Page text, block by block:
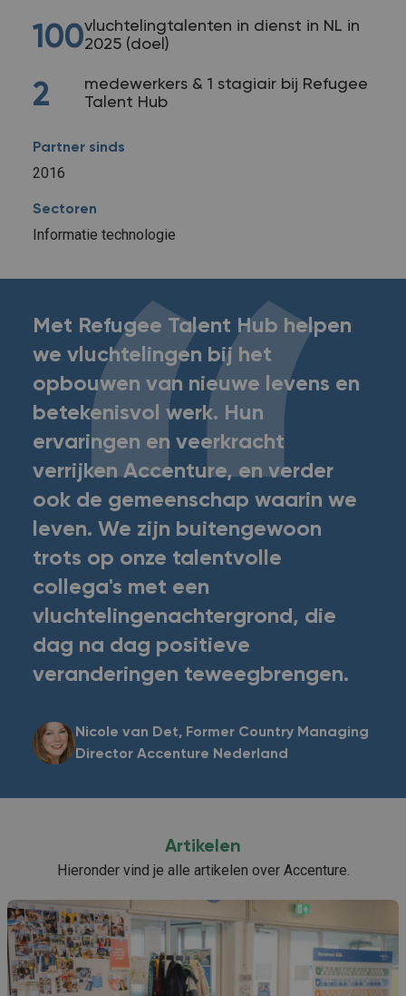
100
2
vluchtelingtalenten in dienst in NL in
2025 (doel)
medewerkers & 1 stagiair bij Refugee
Talent Hub
Partner sinds
2016
Sectoren
Informatie technologie
Met Refugee Talent Hub helpen
we vluchtelingen bij het
opbouwen van nieuwe levens en
betekenisvol werk. Hun
ervaringen en veerkracht
verrijken Accenture, en verder
ook de gemeenschap waarin we
leven. We zijn buitengewoon
trots op onze talentvolle
collega's met een
vluchtelingenachtergrond, die
dag na dag positieve
veranderingen teweegbrengen.
Nicole van Det, Former Country Managing
Director Accenture Nederland
Artikelen
Hieronder vind je alle artikelen over Accenture.